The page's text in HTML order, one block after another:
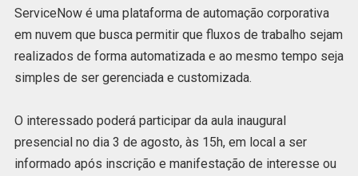
ServiceNow é uma plataforma de automação corporativa
em nuvem que busca permitir que fluxos de trabalho sejam
realizados de forma automatizada e ao mesmo tempo seja
simples de ser gerenciada e customizada.
O interessado poderá participar da aula inaugural
presencial no dia 3 de agosto, às 15h, em local a ser
informado após inscrição e manifestação de interesse ou